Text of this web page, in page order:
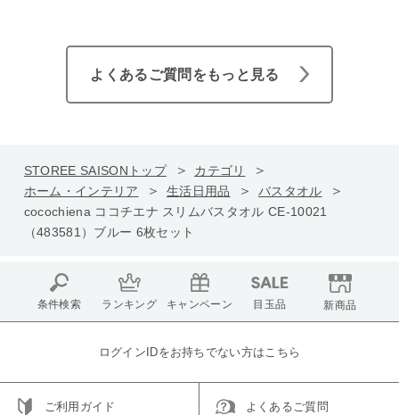
よくあるご質問をもっと見る
STOREE SAISONトップ
カテゴリ
ホーム・インテリア
生活日用品
バスタオル
cocochiena ココチエナ スリムバスタオル CE-10021
（483581）ブルー 6枚セット
条件検索 ランキング キャンペーン 目玉品 新商品
ログインIDをお持ちでない方はこちら
ご利用ガイド よくあるご質問